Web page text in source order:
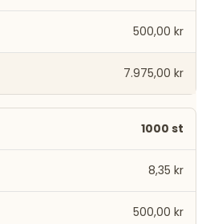
500,00 kr
7.975,00 kr
1000 st
8,35 kr
500,00 kr